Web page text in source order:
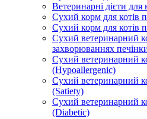
Ветеринарні дієти для
Сухий корм для
Сухий корм для котів
Сухий ветеринарний
захворюваннях
Сухий ветеринарний
(Hypoallergenic)
Сухий ветеринарний
(Satiety)
Сухий ветеринарний
(Diabetic)